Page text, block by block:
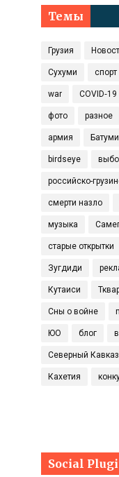
Темы
Грузия
Сухуми спорт
war COVID‑19
фото разное
армия Батуми
birdseye
российско-
смерти назло
музыка
старые открытки
Зугдиди
Кутаиси
Сны о войне
ЮО блог
Северный Кавказ
Кахетия
Social